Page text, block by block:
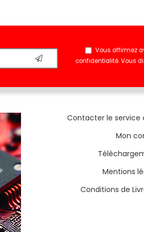
Vous affirmez
confidentialité. Vous
Contacter le service
Mon
Mentions
Conditions de